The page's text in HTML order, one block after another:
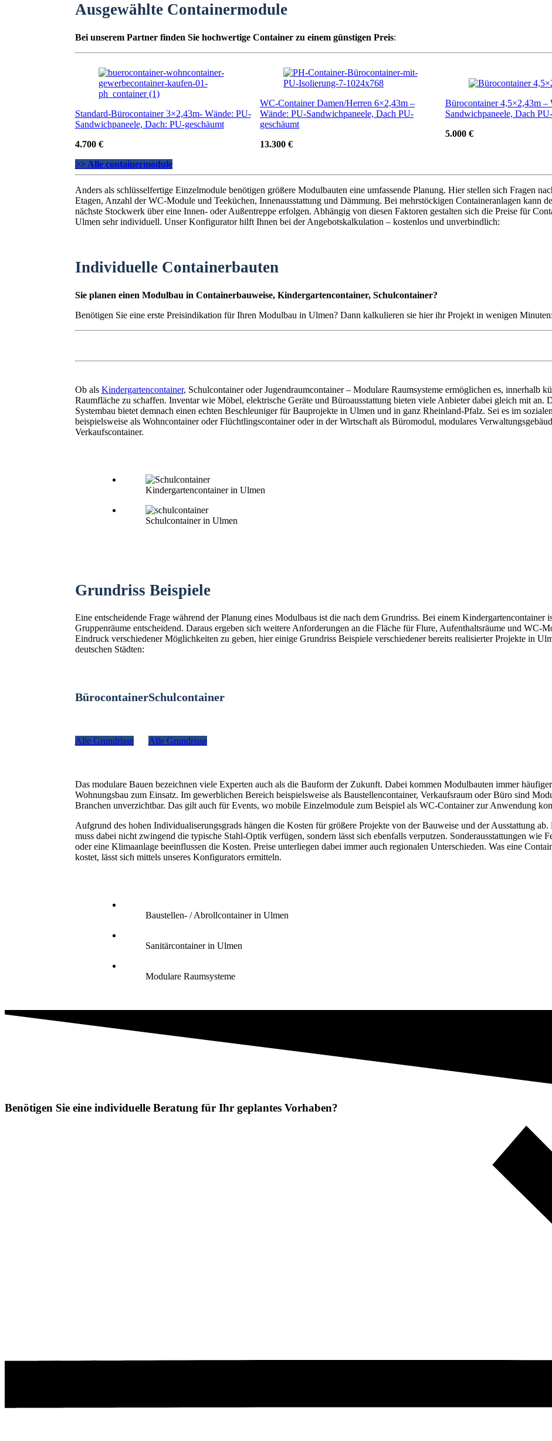
Ausgewählte Containermodule
Bei unserem Partner finden Sie hochwertige Container zu einem günstigen Preis:
Standard-Bürocontainer 3×2,43m- Wände: PU-
Sandwichpaneele, Dach: PU-geschäumt
4.700 €
WC-Container Damen/Herren 6×2,43m –
Wände: PU-Sandwichpaneele, Dach PU-
geschäumt
13.300 €
Bürocontainer 4,5×2,43m –
Sandwichpaneele, Dach
5.000 €
>> Alle containermodule
Anders als schlüsselfertige Einzelmodule benötigen größere Modulbauten eine umfassende Planung. Hier stellen sich Fragen
Etagen, Anzahl der WC-Module und Teeküchen, Innenausstattung und Dämmung. Bei mehrstöckigen Containeranlagen kann
nächste Stockwerk über eine Innen- oder Außentreppe erfolgen. Abhängig von diesen Faktoren gestalten sich die Preise für
Ulmen sehr individuell. Unser Konfigurator hilft Ihnen bei der Angebotskalkulation – kostenlos und unverbindlich:
Individuelle Containerbauten
Sie planen einen Modulbau in Containerbauweise, Kindergartencontainer, Schulcontainer?
Benötigen Sie eine erste Preisindikation für Ihren Modulbau in Ulmen? Dann kalkulieren sie hier ihr Projekt in wenigen Minuten:
Ob als Kindergartencontainer, Schulcontainer oder Jugendraumcontainer – Modulare Raumsysteme ermöglichen es, innerhalb
Raumfläche zu schaffen. Inventar wie Möbel, elektrische Geräte und Büroausstattung bieten viele Anbieter dabei gleich mit an.
Systembau bietet demnach einen echten Beschleuniger für Bauprojekte in Ulmen und in ganz Rheinland-Pfalz. Sei es im
beispielsweise als Wohncontainer oder Flüchtlingscontainer oder in der Wirtschaft als Büromodul, modulares
Verkaufscontainer.
Kindergartencontainer in Ulmen
Schulcontainer in Ulmen
Grundriss Beispiele
Eine entscheidende Frage während der Planung eines Modulbaus ist die nach dem Grundriss. Bei einem Kindergartencontainer
Gruppenräume entscheidend. Daraus ergeben sich weitere Anforderungen an die Fläche für Flure, Aufenthaltsräume und WC-
Eindruck verschiedener Möglichkeiten zu geben, hier einige Grundriss Beispiele verschiedener bereits realisierter Projekte in
deutschen Städten:
Bürocontainer
Alle Grundrisse
Schulcontainer
Alle Grundrisse
Das modulare Bauen bezeichnen viele Experten auch als die Bauform der Zukunft. Dabei kommen Modulbauten immer
Wohnungsbau zum Einsatz. Im gewerblichen Bereich beispielsweise als Baustellencontainer, Verkaufsraum oder Büro sind
Branchen unverzichtbar. Das gilt auch für Events, wo mobile Einzelmodule zum Beispiel als WC-Container zur Anwendung
Aufgrund des hohen Individualiserungsgrads hängen die Kosten für größere Projekte von der Bauweise und der Ausstattung ab.
muss dabei nicht zwingend die typische Stahl-Optik verfügen, sondern lässt sich ebenfalls verputzen. Sonderausstattungen wie
oder eine Klimaanlage beeinflussen die Kosten. Preise unterliegen dabei immer auch regionalen Unterschieden. Was eine
kostet, lässt sich mittels unseres Konfigurators ermitteln.
Baustellen- / Abrollcontainer in Ulmen
Sanitärcontainer in Ulmen
Modulare Raumsysteme
Benötigen Sie eine individuelle Beratung für Ihr geplantes Vorhaben?